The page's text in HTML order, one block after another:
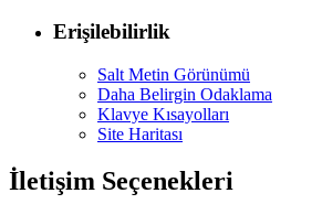
Erişilebilirlik
Salt Metin Görünümü
Daha Belirgin Odaklama
Klavye Kısayolları
Site Haritası
İletişim Seçenekleri